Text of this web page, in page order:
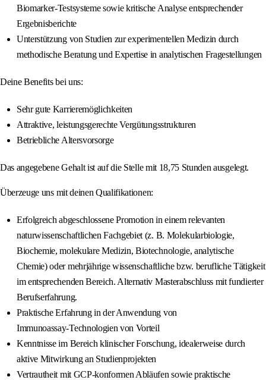
Biomarker‑Testsysteme sowie kritische Analyse entsprechender
Ergebnisberichte
Unterstützung von Studien zur experimentellen Medizin durch
methodische Beratung und Expertise in analytischen Fragestellungen
Deine Benefits bei uns:
Sehr gute Karrieremöglichkeiten
Attraktive, leistungsgerechte Vergütungsstrukturen
Betriebliche Altersvorsorge
Das angegebene Gehalt ist auf die Stelle mit 18,75 Stunden ausgelegt.
Überzeuge uns mit deinen Qualifikationen:
Erfolgreich abgeschlossene Promotion in einem relevanten
naturwissenschaftlichen Fachgebiet (z. B. Molekularbiologie,
Biochemie, molekulare Medizin, Biotechnologie, analytische
Chemie) oder mehrjährige wissenschaftliche bzw. berufliche Tätigkeit
im entsprechenden Bereich. Alternativ Masterabschluss mit fundierter
Berufserfahrung.
Praktische Erfahrung in der Anwendung von
Immunoassay‑Technologien von Vorteil
Kenntnisse im Bereich klinischer Forschung, idealerweise durch
aktive Mitwirkung an Studienprojekten
Vertrautheit mit GCP‑konformen Abläufen sowie praktische